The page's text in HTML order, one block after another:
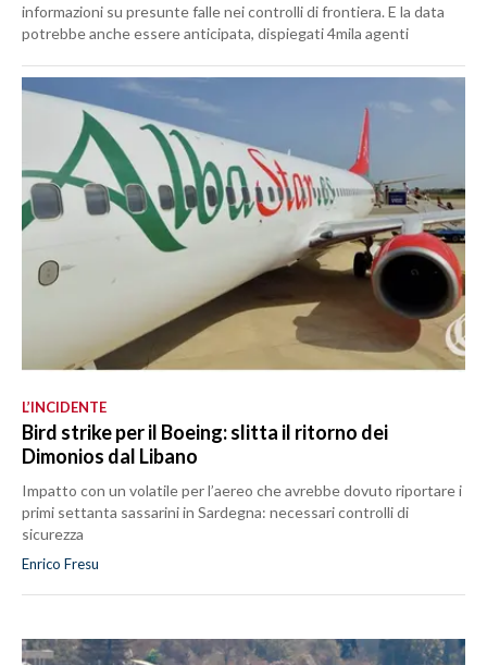
informazioni su presunte falle nei controlli di frontiera. E la data
potrebbe anche essere anticipata, dispiegati 4mila agenti
L’INCIDENTE
Bird strike per il Boeing: slitta il ritorno dei
Dimonios dal Libano
Impatto con un volatile per l’aereo che avrebbe dovuto riportare i
primi settanta sassarini in Sardegna: necessari controlli di
sicurezza
Enrico Fresu